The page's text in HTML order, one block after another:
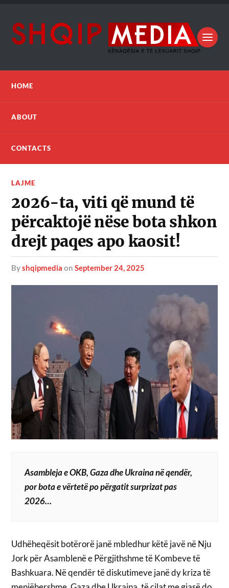
HOME
ABOUT
CONTACTS
LAJME
2026-ta, viti që mund të
përcaktojë nëse bota shkon
drejt paqes apo kaosit!
byshqipmedia onSeptember 24, 2025
Asambleja e OKB, Gaza dhe Ukraina në qendër,
por bota e vërtetë po përgatit surprizat pas
2026…
Udhëheqësit botërorë janë mbledhur këtë javë në Nju
Jork për Asamblenë e Përgjithshme të Kombeve të
Bashkuara. Në qendër të diskutimeve janë dy kriza të